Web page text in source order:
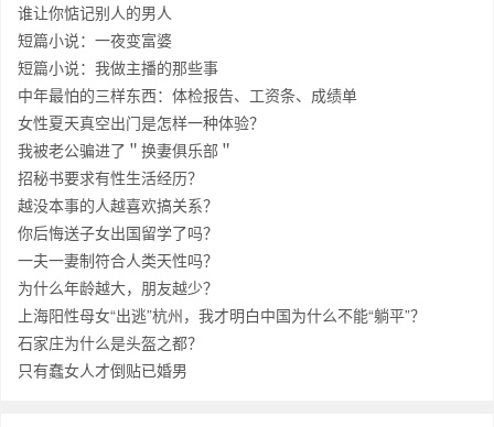
谁让你惦记别人的男人
短篇小说：一夜变富婆
短篇小说：我做主播的那些事
中年最怕的三样东西：体检报告、工资条、成绩单
女性夏天真空出门是怎样一种体验？
我被老公骗进了＂换妻俱乐部＂
招秘书要求有性生活经历？
越没本事的人越喜欢搞关系？
你后悔送子女出国留学了吗？
一夫一妻制符合人类天性吗？
为什么年龄越大，朋友越少？
上海阳性母女“出逃”杭州，我才明白中国为什么不能“躺平”？
石家庄为什么是头盔之都？
只有蠢女人才倒贴已婚男